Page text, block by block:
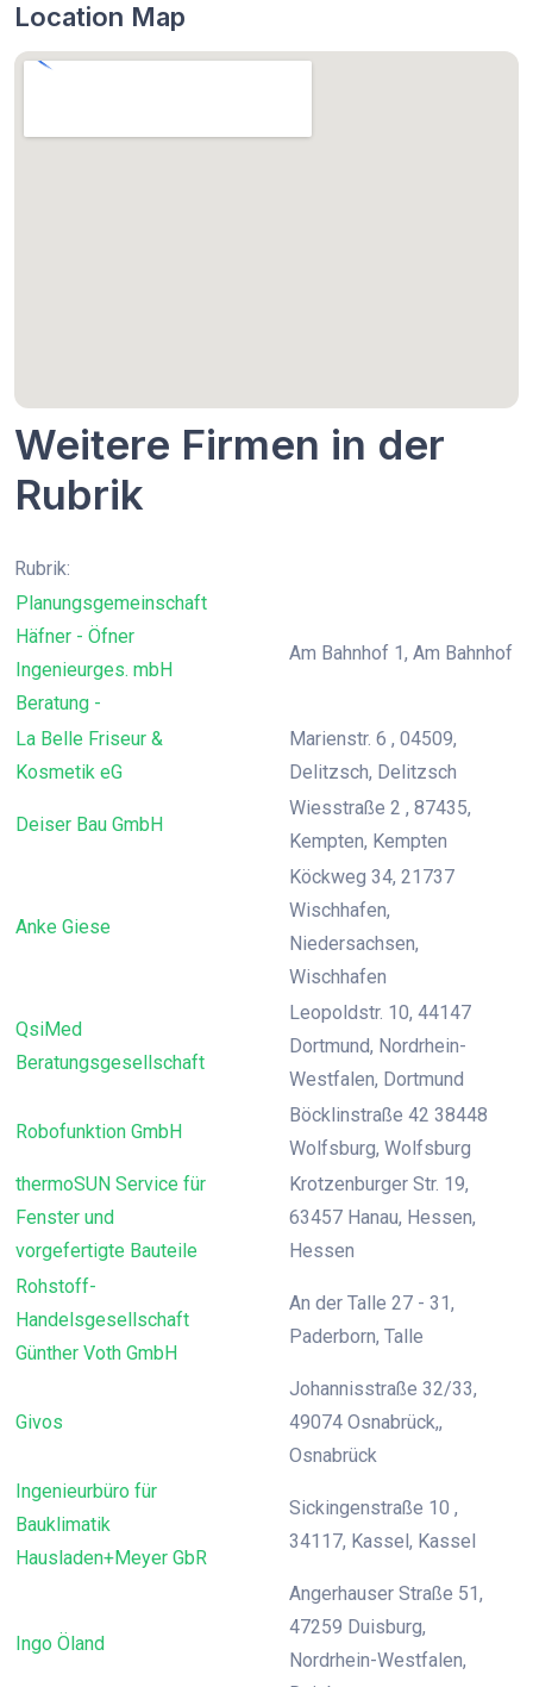
Location Map
Weitere Firmen in der
Rubrik
Rubrik:
Planungsgemeinschaft
Häfner - Öfner
Ingenieurges. mbH
Beratung -
Am Bahnhof 1, Am Bahnhof
La Belle Friseur &
Kosmetik eG
Marienstr. 6 , 04509,
Delitzsch, Delitzsch
Deiser Bau GmbH
Wiesstraße 2 , 87435,
Kempten, Kempten
Anke Giese
Köckweg 34, 21737
Wischhafen,
Niedersachsen,
Wischhafen
QsiMed
Beratungsgesellschaft
Leopoldstr. 10, 44147
Dortmund, Nordrhein-
Westfalen, Dortmund
Robofunktion GmbH
Böcklinstraße 42 38448
Wolfsburg, Wolfsburg
thermoSUN Service für
Fenster und
vorgefertigte Bauteile
Krotzenburger Str. 19,
63457 Hanau, Hessen,
Hessen
Rohstoff-
Handelsgesellschaft
Günther Voth GmbH
An der Talle 27 - 31,
Paderborn, Talle
Givos
Johannisstraße 32/33,
49074 Osnabrück,,
Osnabrück
Ingenieurbüro für
Bauklimatik
Hausladen+Meyer GbR
Sickingenstraße 10 ,
34117, Kassel, Kassel
Ingo Öland
Angerhauser Straße 51,
47259 Duisburg,
Nordrhein-Westfalen,